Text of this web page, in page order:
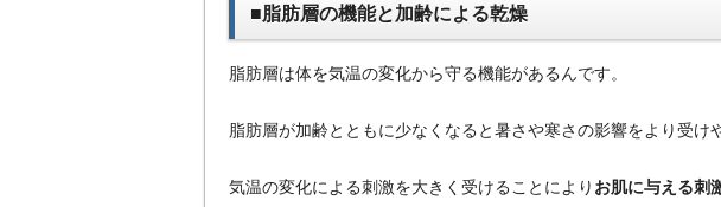
■脂肪層の機能と加齢による乾燥
脂肪層は体を気温の変化から守る機能があるんです。
脂肪層が加齢とともに少なくなると暑さや寒さの影響をより受け
気温の変化による刺激を大きく受けることにより お肌に与える刺